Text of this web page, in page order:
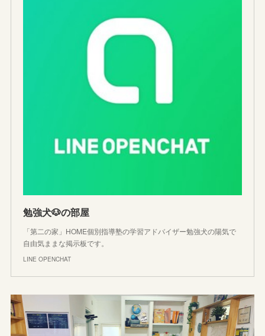
勉強犬🐶の部屋
「第二の家」HOME個別指導塾の学習アドバイザー勉強犬の陽気で
自由気ままな掲示板です。
LINE OPENCHAT